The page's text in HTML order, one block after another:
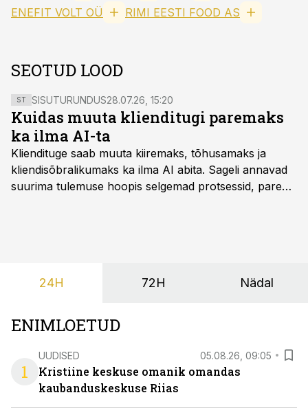
ENEFIT VOLT OÜ
RIMI EESTI FOOD AS
SEOTUD LOOD
ST SISUTURUNDUS28.07.26, 15:20
Kuidas muuta klienditugi paremaks
ka ilma AI-ta
Kliendituge saab muuta kiiremaks, tõhusamaks ja
kliendisõbralikumaks ka ilma AI abita. Sageli annavad
suurima tulemuse hoopis selgemad protsessid, parem
24H 72H Nädal
ENIMLOETUD
1
UUDISED 05.08.26, 09:05
Kristiine keskuse omanik omandas
kaubanduskeskuse Riias